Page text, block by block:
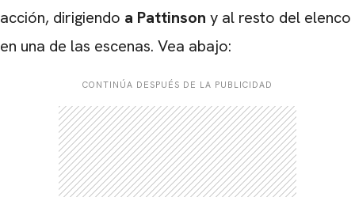
acción, dirigiendo a Pattinson y al resto del elenco
en una de las escenas. Vea abajo:
CONTINÚA DESPUÉS DE LA PUBLICIDAD